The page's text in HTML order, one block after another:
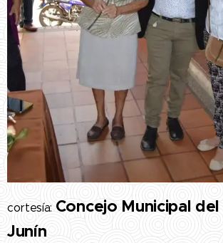
cortesía: Concejo Municipal
Junín